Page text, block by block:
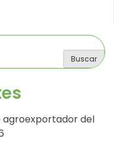
Buscar
agroexportador del